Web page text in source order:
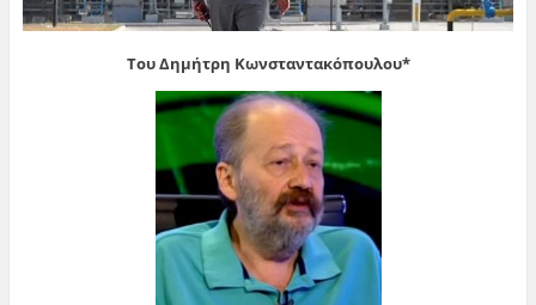
Του Δημήτρη Κωνσταντακόπουλου*